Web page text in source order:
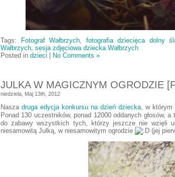
Tags: Fotograf Wałbrzych, fotografia dziecięca dolny
Wałbrzych, sesja zdjęciowa dziecka Wałbrzych
Posted in dzieci No Comments »
JULKA W MAGICZNYM OGRODZIE
niedziela, Maj 13th, 2012
Naszadruga edycja konkursu na dzień dziecka, w którym
Ponad 130 uczestników, ponad 12000 oddanych głosów, a
do zabawy wszystkich tych, którzy jeszcze nie wzięli
niesamowitą Julką, w niesamowitym ogrodzie
(jej